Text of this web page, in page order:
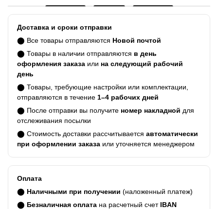
Доставка и сроки отправки
⬤ Все товары отправляются Новой почтой
⬤ Товары в наличии отправляются в день
оформления заказа или на следующий рабочий
день
⬤ Товары, требующие настройки или комплектации,
отправляются в течение 1–4 рабочих дней
⬤ После отправки вы получите номер накладной для
отслеживания посылки
⬤ Стоимость доставки рассчитывается автоматически
при оформлении заказа или уточняется менеджером
Оплата
⬤ Наличными при получении (наложенный платеж)
⬤ Безналичная оплата на расчетный счет IBAN